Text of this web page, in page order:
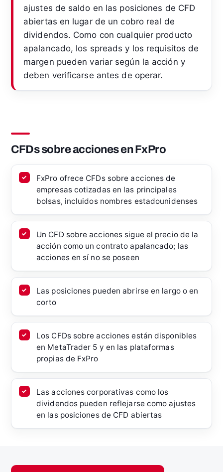
ajustes de saldo en las posiciones de CFD
abiertas en lugar de un cobro real de
dividendos. Como con cualquier producto
apalancado, los spreads y los requisitos de
margen pueden variar según la acción y
deben verificarse antes de operar.
CFDs sobre acciones en FxPro
FxPro ofrece CFDs sobre acciones de
empresas cotizadas en las principales
bolsas, incluidos nombres estadounidenses
Un CFD sobre acciones sigue el precio de la
acción como un contrato apalancado; las
acciones en sí no se poseen
Las posiciones pueden abrirse en largo o en
corto
Los CFDs sobre acciones están disponibles
en MetaTrader 5 y en las plataformas
propias de FxPro
Las acciones corporativas como los
dividendos pueden reflejarse como ajustes
en las posiciones de CFD abiertas